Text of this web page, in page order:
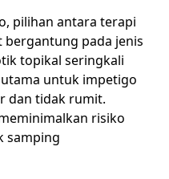
pilihan antara terapi
pada jenis
topikal seringkali
untuk impetigo
dan tidak rumit.
risiko
samping